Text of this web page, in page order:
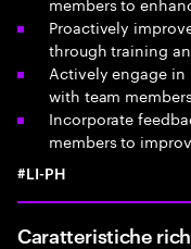
Proactively
through training
Actively engage
with team
Incorporate
members to
#LI-PH
Caratteristiche